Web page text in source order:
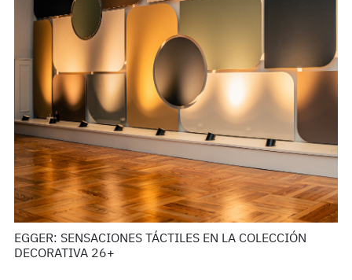
EGGER: SENSACIONES TÁCTILES EN LA COLECCIÓN
DECORATIVA 26+